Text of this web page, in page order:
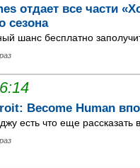
отдает все части
сезона
шанс бесплатно
Become Human
есть что еще рассказать